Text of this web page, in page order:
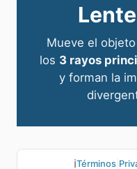
Mueve el
los 3 rayos
y forman la
ℹ️Términos|